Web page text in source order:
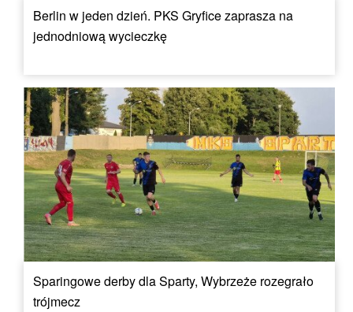
Berlin w jeden dzień. PKS Gryfice zaprasza na
jednodniową wycieczkę
Sparingowe derby dla Sparty, Wybrzeże rozegrało
trójmecz